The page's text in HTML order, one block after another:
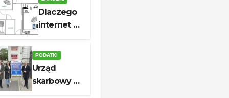
i realne
oszczędności
Dlaczego
internet w
domu jest
niestabilny
i jak to
naprawić
PODATKI
Urząd
skarbowy w
Pabianicach: